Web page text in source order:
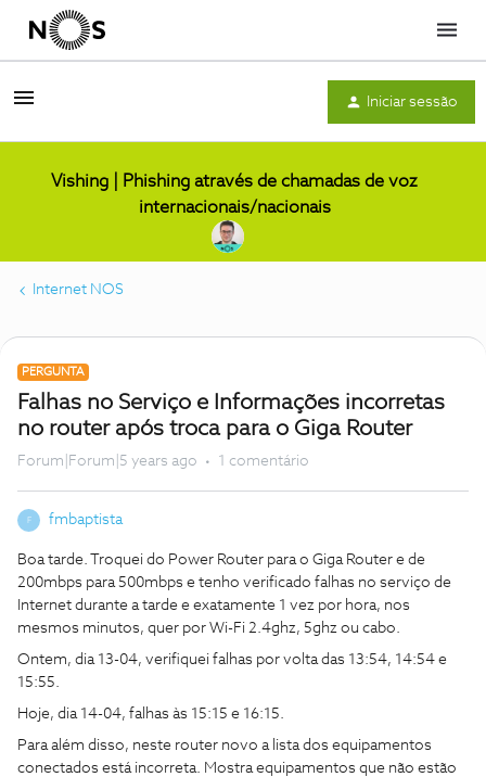
Menu
Iniciar sessão
Vishing | Phishing através de chamadas de voz
internacionais/nacionais
Internet NOS
PERGUNTA
Falhas no Serviço e Informações incorretas
no router após troca para o Giga Router
Forum|Forum|5 years ago 1 comentário
F fmbaptista
Boa tarde. Troquei do Power Router para o Giga Router e de
200mbps para 500mbps e tenho verificado falhas no serviço de
Internet durante a tarde e exatamente 1 vez por hora, nos
mesmos minutos, quer por Wi-Fi 2.4ghz, 5ghz ou cabo.
Ontem, dia 13-04, verifiquei falhas por volta das 13:54, 14:54 e
15:55.
Hoje, dia 14-04, falhas às 15:15 e 16:15.
Para além disso, neste router novo a lista dos equipamentos
conectados está incorreta. Mostra equipamentos que não estão